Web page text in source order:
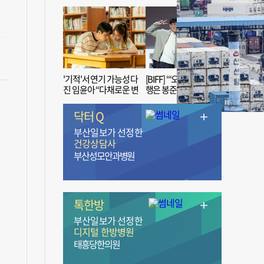
'기적'서 연기 가능성 다
진 임윤아 “다채로운 변
[BIFF] “‘오징어 게임’ 흥
행은 봉준호 감독 ‘1인
치 장벽’ 무너진 순간”
닥터 Q
부산일보가 선정한
건강상담사
부산성모안과병원
톡한방
부산일보가 선정한
디지털 한방병원
태흥당한의원